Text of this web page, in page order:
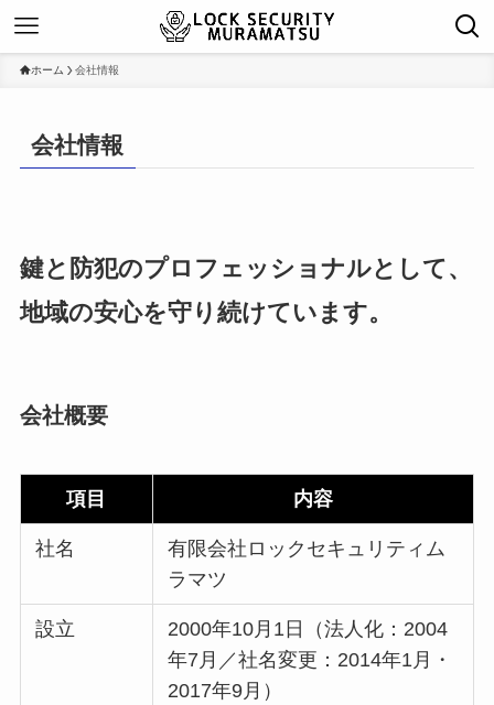
ホーム 会社情報
会社情報
鍵と防犯のプロフェッショナルとして、
地域の安心を守り続けています。
会社概要
項目 内容
社名
有限会社ロックセキュリティム
ラマツ
設立
2000年10月1日（法人化：2004
年7月／社名変更：2014年1月・
2017年9月）